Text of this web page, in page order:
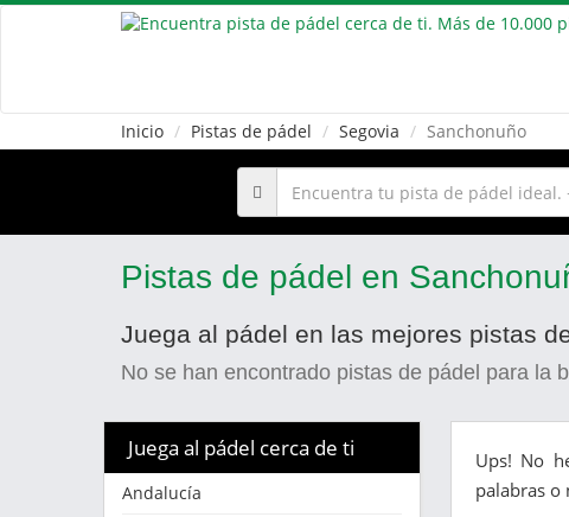
Inicio Pistas de pádel Segovia Sanchonuño
Pistas de pádel en
Juega al pádel en las mejores pistas
No se han encontrado pistas de pádel para la
Juega al pádel cerca de ti
Andalucía
Ups! No
palabras o